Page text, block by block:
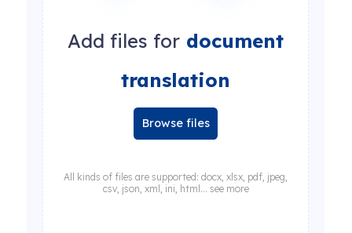
Add files for document
translation
Browse files
All kinds of files are supported: docx, xlsx, pdf, jpeg,
csv, json, xml, ini, html... see more